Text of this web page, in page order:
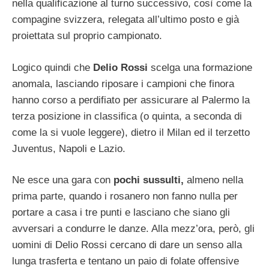
nella qualificazione al turno successivo, così come la
compagine svizzera, relegata all’ultimo posto e già
proiettata sul proprio campionato.
Logico quindi che Delio Rossi scelga una formazione
anomala, lasciando riposare i campioni che finora
hanno corso a perdifiato per assicurare al Palermo la
terza posizione in classifica (o quinta, a seconda di
come la si vuole leggere), dietro il Milan ed il terzetto
Juventus, Napoli e Lazio.
Ne esce una gara con pochi sussulti, almeno nella
prima parte, quando i rosanero non fanno nulla per
portare a casa i tre punti e lasciano che siano gli
avversari a condurre le danze. Alla mezz’ora, però, gli
uomini di Delio Rossi cercano di dare un senso alla
lunga trasferta e tentano un paio di folate offensive